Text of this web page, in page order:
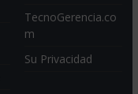
TecnoGerencia.co
m
Su Privacidad